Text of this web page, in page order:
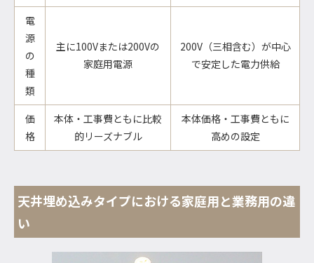
電
源
の
種
類
主に100Vまたは200Vの
家庭用電源
200V（三相含む）が中心
で安定した電力供給
価
格
本体・工事費ともに比較
的リーズナブル
本体価格・工事費ともに
高めの設定
天井埋め込みタイプにおける家庭用と業務用の違
い